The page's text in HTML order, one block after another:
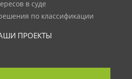
в суде
по классификации
ПРОЕКТЫ